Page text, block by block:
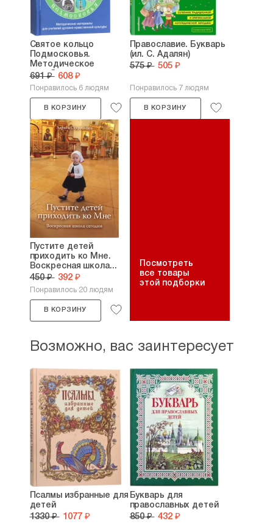
Святое кольцо
Подмосковья.
Методическое
пособие для...
691 ₽ 608 ₽
Понравилось 6 людям
В КОРЗИНУ
Православие. Букварь
(ил. С. Адалян)
575 ₽ 505 ₽
Понравилось 7 людям
В КОРЗИНУ
Пустите детей
приходить ко Мне.
Воскресная школа...
450 ₽ 392 ₽
Понравилось 20 людям
В КОРЗИНУ
Посмотреть
все товары
этой подборки
Возможно, вас заинтересует
Псалмы избранные для
детей
1330 ₽ 1077 ₽
Букварь для
православных детей
850 ₽ 432 ₽